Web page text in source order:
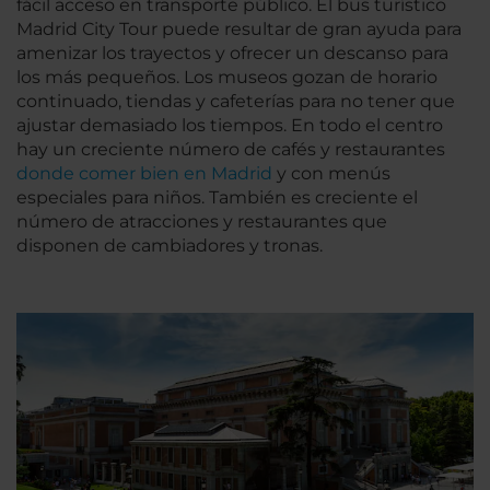
fácil acceso en transporte público. El bus turístico
Madrid City Tour puede resultar de gran ayuda para
amenizar los trayectos y ofrecer un descanso para
los más pequeños. Los museos gozan de horario
continuado, tiendas y cafeterías para no tener que
ajustar demasiado los tiempos. En todo el centro
hay un creciente número de cafés y restaurantes
donde comer bien en Madrid y con menús
especiales para niños. También es creciente el
número de atracciones y restaurantes que
disponen de cambiadores y tronas.